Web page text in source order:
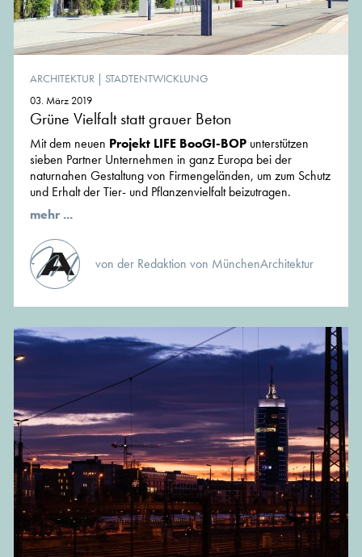
ARCHITEKTUR | STADTENTWICKLUNG
03. März 2019
Grüne Vielfalt statt grauer Beton
Mit dem neuen Projekt LIFE BooGI-BOP unterstützen
sieben Partner Unternehmen in ganz Europa bei der
naturnahen Gestaltung von Firmengeländen, um zum Schutz
und Erhalt der Tier- und Pflanzenvielfalt beizutragen.
mehr ...
von der Redaktion von MünchenArchitektur